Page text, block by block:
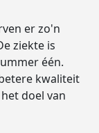
er zo'n
ziekte is
één.
kwaliteit
doel van